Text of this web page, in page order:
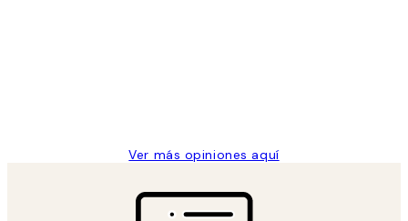
Ver más opiniones aquí